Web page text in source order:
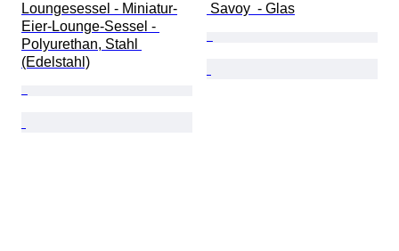
Loungesessel - Miniatur-
Eier-Lounge-Sessel -
Polyurethan, Stahl
(Edelstahl)
Savoy  - Glas